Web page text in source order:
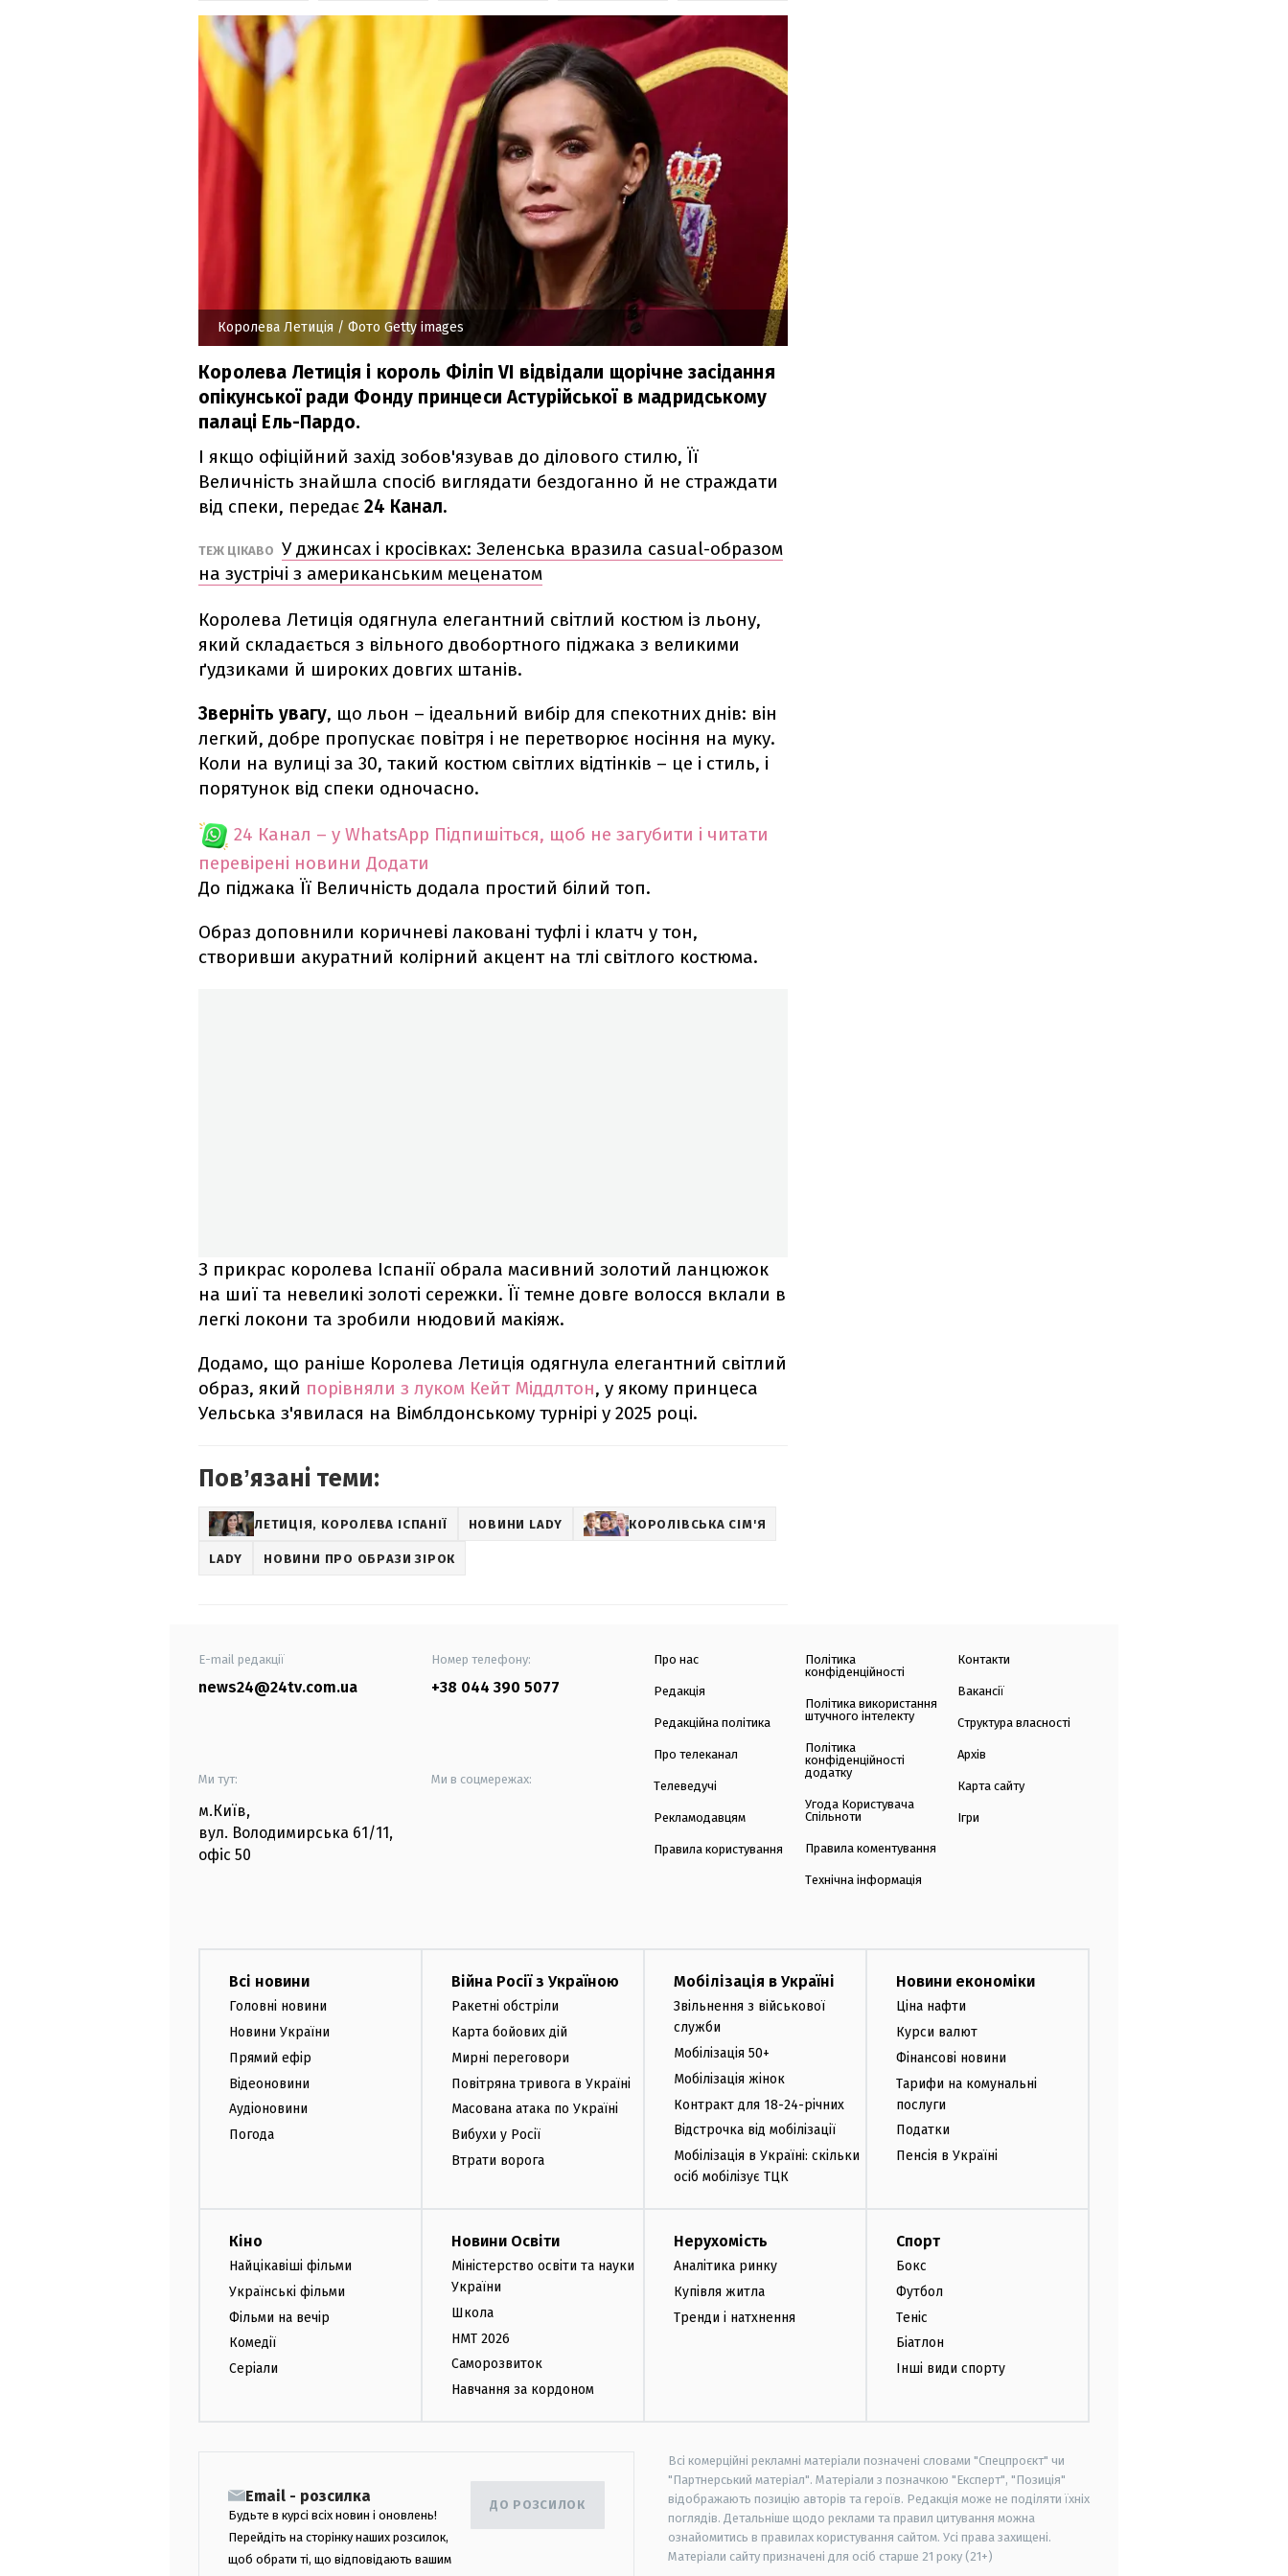
Королева Летиція / Фото Getty images
Королева Летиція і король Філіп VI відвідали щорічне засідання
опікунської ради Фонду принцеси Астурійської в мадридському
палаці Ель-Пардо.
І якщо офіційний захід зобов'язував до ділового стилю, Її
Величність знайшла спосіб виглядати бездоганно й не страждати
від спеки, передає 24 Канал.
ТЕЖ ЦІКАВО У джинсах і кросівках: Зеленська вразила casual-образом
на зустрічі з американським меценатом
Королева Летиція одягнула елегантний світлий костюм із льону,
який складається з вільного двобортного піджака з великими
ґудзиками й широких довгих штанів.
Зверніть увагу, що льон – ідеальний вибір для спекотних днів: він
легкий, добре пропускає повітря і не перетворює носіння на муку.
Коли на вулиці за 30, такий костюм світлих відтінків – це і стиль, і
порятунок від спеки одночасно.
24 Канал – у WhatsApp Підпишіться, щоб не загубити і читати
перевірені новини Додати
До піджака Її Величність додала простий білий топ.
Образ доповнили коричневі лаковані туфлі і клатч у тон,
створивши акуратний колірний акцент на тлі світлого костюма.
З прикрас королева Іспанії обрала масивний золотий ланцюжок
на шиї та невеликі золоті сережки. Її темне довге волосся вклали в
легкі локони та зробили нюдовий макіяж.
Додамо, що раніше Королева Летиція одягнула елегантний світлий
образ, який порівняли з луком Кейт Міддлтон, у якому принцеса
Уельська з'явилася на Вімблдонському турнірі у 2025 році.
Повʼязані теми:
ЛЕТИЦІЯ, КОРОЛЕВА ІСПАНІЇ НОВИНИ LADY КОРОЛІВСЬКА СІМ'Я
LADY НОВИНИ ПРО ОБРАЗИ ЗІРОК
E-mail редакції
news24@24tv.com.ua
Номер телефону:
+38 044 390 5077
Ми тут:
м.Київ,
вул. Володимирська 61/11,
офіс 50
Ми в соцмережах:
Про нас
Редакція
Редакційна політика
Про телеканал
Телеведучі
Рекламодавцям
Правила користування
Політика
конфіденційності
Політика використання
штучного інтелекту
Політика
конфіденційності
додатку
Угода Користувача
Спільноти
Правила коментування
Технічна інформація
Контакти
Вакансії
Структура власності
Архів
Карта сайту
Ігри
Всі новини
Головні новини
Новини України
Прямий ефір
Відеоновини
Аудіоновини
Погода
Війна Росії з Україною
Ракетні обстріли
Карта бойових дій
Мирні переговори
Повітряна тривога в Україні
Масована атака по Україні
Вибухи у Росії
Втрати ворога
Мобілізація в Україні
Звільнення з військової
служби
Мобілізація 50+
Мобілізація жінок
Контракт для 18-24-річних
Відстрочка від мобілізації
Мобілізація в Україні: скільки
осіб мобілізує ТЦК
Новини економіки
Ціна нафти
Курси валют
Фінансові новини
Тарифи на комунальні
послуги
Податки
Пенсія в Україні
Кіно
Найцікавіші фільми
Українські фільми
Фільми на вечір
Комедії
Серіали
Новини Освіти
Міністерство освіти та науки
України
Школа
НМТ 2026
Саморозвиток
Навчання за кордоном
Нерухомість
Аналітика ринку
Купівля житла
Тренди і натхнення
Спорт
Бокс
Футбол
Теніс
Біатлон
Інші види спорту
Email - розсилка
Будьте в курсі всіх новин і оновлень!
Перейдіть на сторінку наших розсилок,
щоб обрати ті, що відповідають вашим
ДО РОЗСИЛОК
Всі комерційні рекламні матеріали позначені словами "Спецпроєкт" чи
"Партнерський матеріал". Матеріали з позначкою "Експерт", "Позиція"
відображають позицію авторів та героїв. Редакція може не поділяти їхніх
поглядів. Детальніше щодо реклами та правил цитування можна
ознайомитись в правилах користування сайтом. Усі права захищені.
Матеріали сайту призначені для осіб старше 21 року (21+)